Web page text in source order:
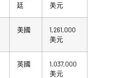
廷
美元
美國
1,261,000
美元
英國
1,037,000
美元